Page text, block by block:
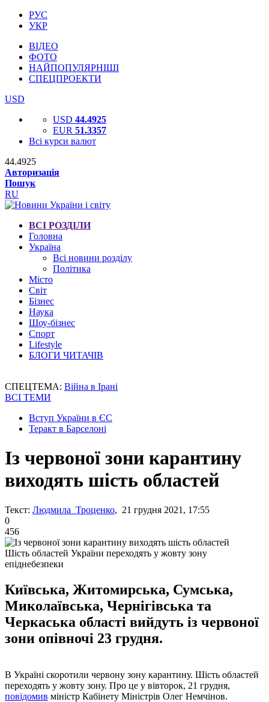
РУС
УКР
ВІДЕО
ФОТО
НАЙПОПУЛЯРНІШІ
СПЕЦПРОЕКТИ
USD
USD 44.4925
EUR 51.3357
Всі курси валют
44.4925
Авторизація
Пошук
RU
ВСІ РОЗДІЛИ
Головна
Україна
Всі новини розділу
Політика
Місто
Світ
Бізнес
Наука
Шоу-бізнес
Спорт
Lifestyle
БЛОГИ ЧИТАЧІВ
СПЕЦТЕМА: Війна в Ірані
ВСІ ТЕМИ
Вступ України в ЄС
Теракт в Барселоні
Із червоної зони карантину
виходять шість областей
Текст: Людмила Троценко, 21 грудня 2021, 17:55
0
456
Шість областей України переходять у жовту зону
епіднебезпеки
Київська, Житомирська, Сумська,
Миколаївська, Чернігівська та
Черкаська області вийдуть із червоної
зони опівночі 23 грудня.
В Україні скоротили червону зону карантину. Шість областей
переходять у жовту зону. Про це у вівторок, 21 грудня,
повідомив міністр Кабінету Міністрів Олег Немчінов.